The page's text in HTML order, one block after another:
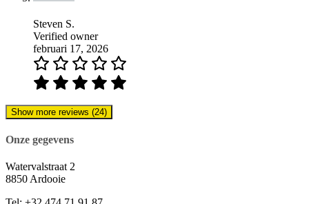
Steven S.
Verified owner
februari 17, 2026
Show more reviews (24)
Onze gegevens
Watervalstraat 2
8850 Ardooie